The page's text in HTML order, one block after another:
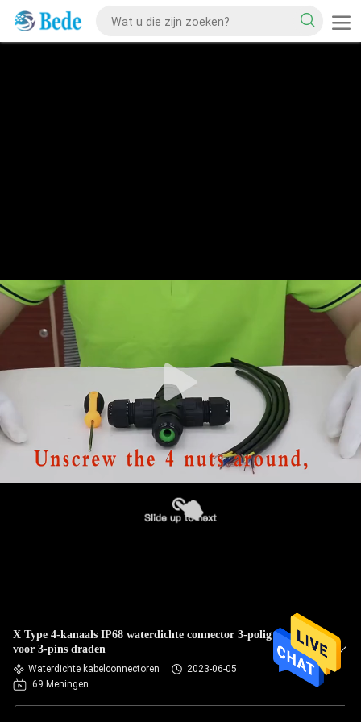
X Type 4-kanaals IP68 waterdichte connector 3-polig Ideaal
voor 3-pins draden
Waterdichte kabelconnectoren
2023-06-05
69 Meningen